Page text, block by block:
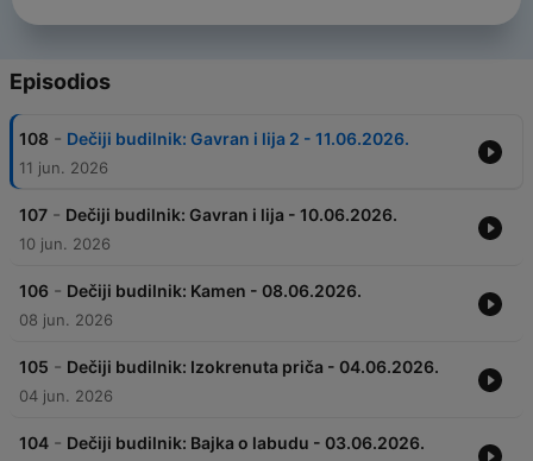
Episodios
108 - Dečiji budilnik: Gavran i lija 2 - 11.06.2026.
11 jun. 2026
107 - Dečiji budilnik: Gavran i lija - 10.06.2026.
10 jun. 2026
106 - Dečiji budilnik: Kamen - 08.06.2026.
08 jun. 2026
105 - Dečiji budilnik: Izokrenuta priča - 04.06.2026.
04 jun. 2026
104 - Dečiji budilnik: Bajka o labudu - 03.06.2026.